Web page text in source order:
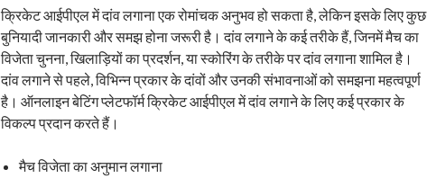
क्रिकेट आईपीएल में दांव लगाना एक रोमांचक अनुभव हो सकता है, लेकिन इसके लिए कुछ
बुनियादी जानकारी और समझ होना जरूरी है। दांव लगाने के कई तरीके हैं, जिनमें मैच का
विजेता चुनना, खिलाड़ियों का प्रदर्शन, या स्कोरिंग के तरीके पर दांव लगाना शामिल है।
दांव लगाने से पहले, विभिन्न प्रकार के दांवों और उनकी संभावनाओं को समझना महत्वपूर्ण
है। ऑनलाइन बेटिंग प्लेटफॉर्म क्रिकेट आईपीएल में दांव लगाने के लिए कई प्रकार के
विकल्प प्रदान करते हैं।
मैच विजेता का अनुमान लगाना